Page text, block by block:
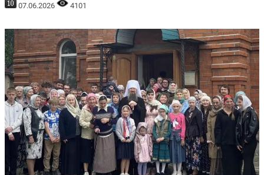
07.06.2026 4101